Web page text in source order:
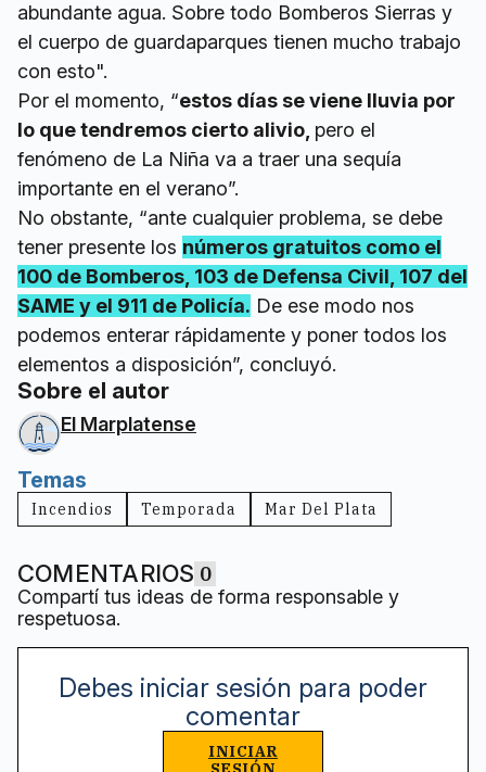
abundante agua. Sobre todo Bomberos Sierras y
el cuerpo de guardaparques tienen mucho trabajo
con esto".
Por el momento, “estos días se viene lluvia por
lo que tendremos cierto alivio, pero el
fenómeno de La Niña va a traer una sequía
importante en el verano”.
No obstante, “ante cualquier problema, se debe
tener presente los números gratuitos como el
100 de Bomberos, 103 de Defensa Civil, 107 del
SAME y el 911 de Policía. De ese modo nos
podemos enterar rápidamente y poner todos los
elementos a disposición”, concluyó.
Sobre el autor
El Marplatense
Temas
Incendios Temporada Mar Del Plata
COMENTARIOS 0
Compartí tus ideas de forma responsable y
respetuosa.
Debes iniciar sesión para poder
comentar
INICIAR